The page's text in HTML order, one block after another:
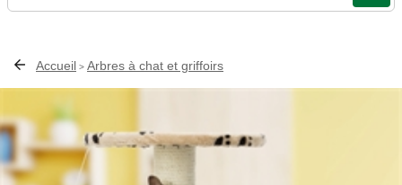
Accueil > Arbres à chat et griffoirs